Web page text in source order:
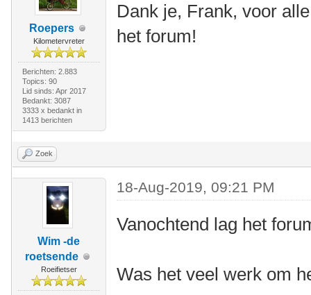
Roepers
Kilometervreter
Berichten: 2.883
Topics: 90
Lid sinds: Apr 2017
Bedankt: 3087
3333 x bedankt in
1413 berichten
Dank je, Frank, voor
het forum!
Zoek
Wim -de
roetsende
Roeifietser
18-Aug-2019, 09:21 PM
Vanochtend lag het
Was het veel werk om